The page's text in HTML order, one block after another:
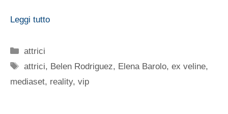
Leggi tutto
Categorie
attrici
Tag
attrici, Belen Rodriguez, Elena Barolo,ex veline,
mediaset, reality, vip